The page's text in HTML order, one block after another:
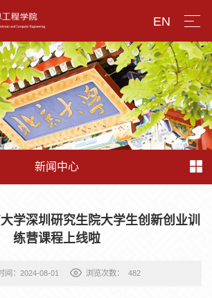
EN
新闻中心
学深圳研究生院大学生创新创业训
练营课程上线啦
间：2024-08-01 浏览次数： 482